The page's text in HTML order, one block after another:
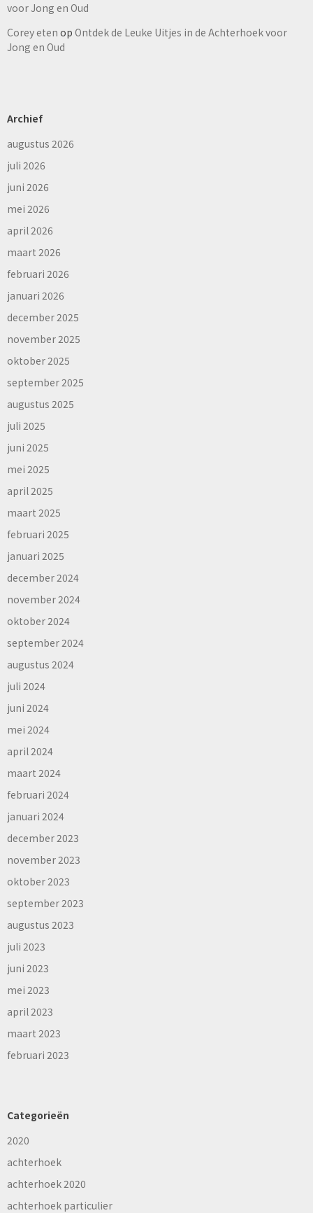
voor Jong en Oud
Corey eten op Ontdek de Leuke Uitjes in de Achterhoek voor
Jong en Oud
Archief
augustus 2026
juli 2026
juni 2026
mei 2026
april 2026
maart 2026
februari 2026
januari 2026
december 2025
november 2025
oktober 2025
september 2025
augustus 2025
juli 2025
juni 2025
mei 2025
april 2025
maart 2025
februari 2025
januari 2025
december 2024
november 2024
oktober 2024
september 2024
augustus 2024
juli 2024
juni 2024
mei 2024
april 2024
maart 2024
februari 2024
januari 2024
december 2023
november 2023
oktober 2023
september 2023
augustus 2023
juli 2023
juni 2023
mei 2023
april 2023
maart 2023
februari 2023
Categorieën
2020
achterhoek
achterhoek 2020
achterhoek particulier